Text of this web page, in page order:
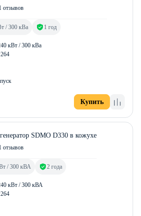
отзывов
кВт / 300 кВа
264
/ 300 кВа 1 год
Купить
SDMO D330 в кожухе
отзывов
кВт / 300 кВА
264
/ 300 кВА 2 года